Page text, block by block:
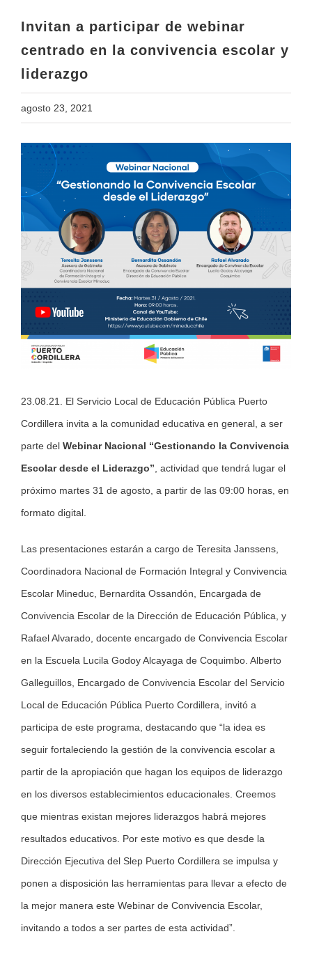
Invitan a participar de webinar
centrado en la convivencia escolar y
liderazgo
agosto 23, 2021
View
Image
23.08.21. El Servicio Local de Educación Pública Puerto
Cordillera invita a la comunidad educativa en general, a ser
parte del Webinar Nacional “Gestionando la Convivencia
Escolar desde el Liderazgo” , actividad que tendrá lugar el
próximo martes 31 de agosto, a partir de las 09:00 horas, en
formato digital.
Las presentaciones estarán a cargo de Teresita Janssens,
Coordinadora Nacional de Formación Integral y Convivencia
Escolar Mineduc, Bernardita Ossandón, Encargada de
Convivencia Escolar de la Dirección de Educación Pública, y
Rafael Alvarado, docente encargado de Convivencia Escolar
en la Escuela Lucila Godoy Alcayaga de Coquimbo. Alberto
Galleguillos, Encargado de Convivencia Escolar del Servicio
Local de Educación Pública Puerto Cordillera, invitó a
participa de este programa, destacando que “la idea es
seguir fortaleciendo la gestión de la convivencia escolar a
partir de la apropiación que hagan los equipos de liderazgo
en los diversos establecimientos educacionales. Creemos
que mientras existan mejores liderazgos habrá mejores
resultados educativos. Por este motivo es que desde la
Dirección Ejecutiva del Slep Puerto Cordillera se impulsa y
ponen a disposición las herramientas para llevar a efecto de
la mejor manera este Webinar de Convivencia Escolar,
invitando a todos a ser partes de esta actividad”.